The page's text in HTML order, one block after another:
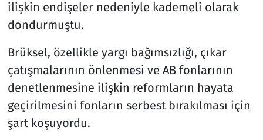
ilişkin endişeler nedeniyle kademeli olarak
dondurmuştu.
Brüksel, özellikle yargı bağımsızlığı, çıkar
çatışmalarının önlenmesi ve AB fonlarının
denetlenmesine ilişkin reformların hayata
geçirilmesini fonların serbest bırakılması için
şart koşuyordu.